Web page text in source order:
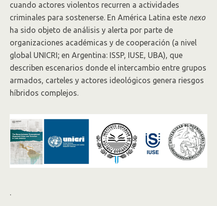
cuando actores violentos recurren a actividades
criminales para sostenerse. En América Latina este nexo
ha sido objeto de análisis y alerta por parte de
organizaciones académicas y de cooperación (a nivel
global UNICRI; en Argentina: ISSP, IUSE, UBA), que
describen escenarios donde el intercambio entre grupos
armados, carteles y actores ideológicos genera riesgos
híbridos complejos.
.